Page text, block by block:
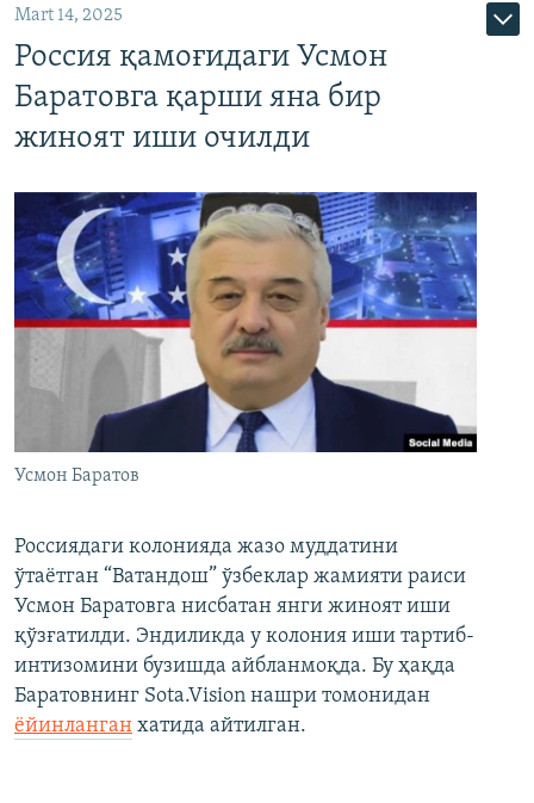
Mart 14, 2025
Россия қамоғидаги Усмон
Баратовга қарши яна бир
жиноят иши очилди
Усмон Баратов
Россиядаги колонияда жазо муддатини
ўтаётган “Ватандош” ўзбеклар жамияти раиси
Усмон Баратовга нисбатан янги жиноят иши
қўзғатилди. Эндиликда у колония иши тартиб-
интизомини бузишда айбланмоқда. Бу ҳақда
Баратовнинг Sota.Vision нашри томонидан
ёйинланган хатида айтилган.